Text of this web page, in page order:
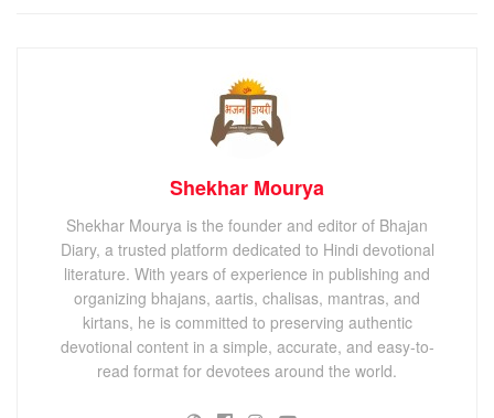
Shekhar Mourya
Shekhar Mourya is the founder and editor of Bhajan
Diary, a trusted platform dedicated to Hindi devotional
literature. With years of experience in publishing and
organizing bhajans, aartis, chalisas, mantras, and
kirtans, he is committed to preserving authentic
devotional content in a simple, accurate, and easy-to-
read format for devotees around the world.